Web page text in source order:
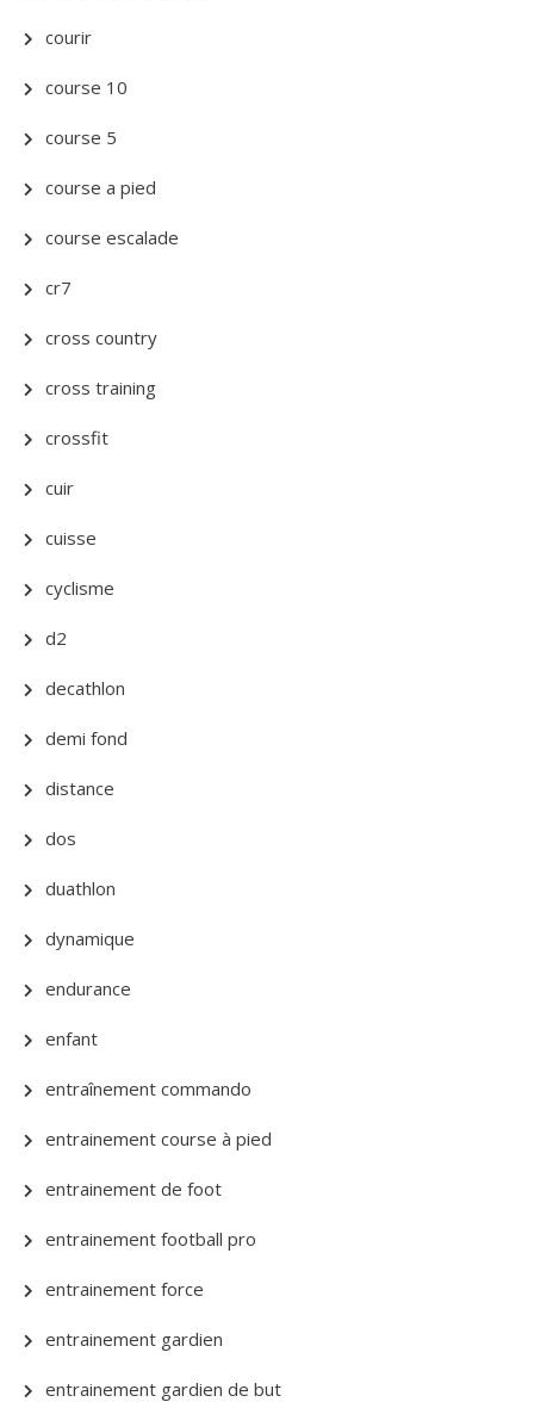
courir
course 10
course 5
course a pied
course escalade
cr7
cross country
cross training
crossfit
cuir
cuisse
cyclisme
d2
decathlon
demi fond
distance
dos
duathlon
dynamique
endurance
enfant
entraînement commando
entrainement course à pied
entrainement de foot
entrainement football pro
entrainement force
entrainement gardien
entrainement gardien de but